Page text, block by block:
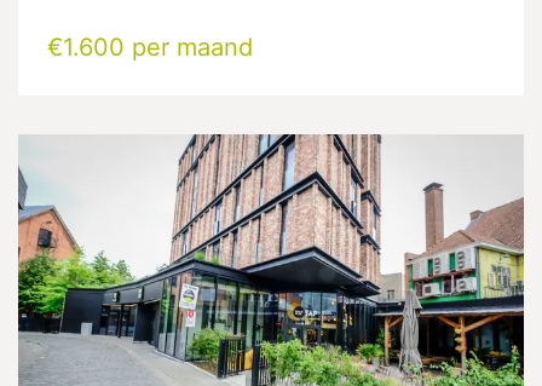
€1.600 per maand